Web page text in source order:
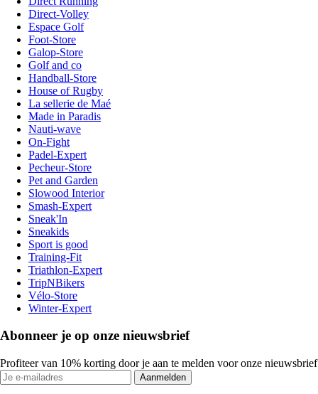
Direct-Volley
Espace Golf
Foot-Store
Galop-Store
Golf and co
Handball-Store
House of Rugby
La sellerie de Maé
Made in Paradis
Nauti-wave
On-Fight
Padel-Expert
Pecheur-Store
Pet and Garden
Slowood Interior
Smash-Expert
Sneak'In
Sneakids
Sport is good
Training-Fit
Triathlon-Expert
TripNBikers
Vélo-Store
Winter-Expert
Abonneer je op onze nieuwsbrief
Profiteer van 10% korting door je aan te melden voor onze nieuwsbrief
Aanmelden